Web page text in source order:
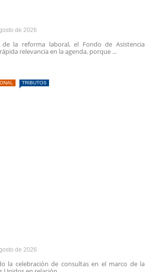
de 2026
la reforma laboral, el Fondo de Asistencia
relevancia en la agenda, porque ...
TRIBUTOS
de 2026
la celebración de consultas en el marco de la